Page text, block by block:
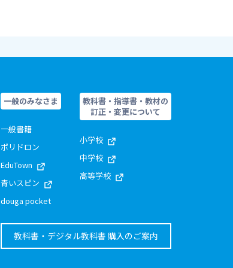
一般のみなさま
一般書籍
ポリドロン
EduTown
青いスピン
douga pocket
教科書・指導書・教材の
訂正・変更について
小学校
中学校
高等学校
教科書・デジタル教科書 購入のご案内